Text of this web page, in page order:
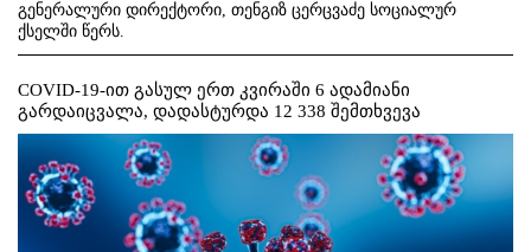
გენერალური დირექტორი, თენგიზ ცერცვაძე სოციალურ
ქსელში წერს.
COVID-19-ით გასულ ერთ კვირაში 6 ადამიანი
გარდაიცვალა, დადასტურდა 12 338 შემთხვევა